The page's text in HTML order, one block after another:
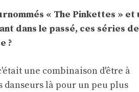
« The Pinkettes » et
dans le passé, ces séries de
?
une combinaison d'être à
danseurs là pour un peu plus